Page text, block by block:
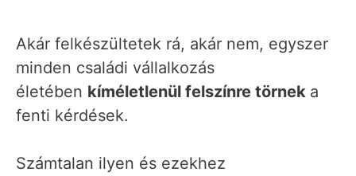
Akár felkészültetek rá, akár nem, egyszer
minden családi vállalkozás
életében kíméletlenül felszínre törnek a
fenti kérdések.
Számtalan ilyen és ezekhez